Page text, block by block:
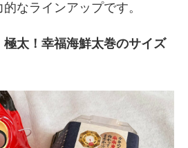
なラインアップです。
極太！幸福海鮮太巻のサイズ